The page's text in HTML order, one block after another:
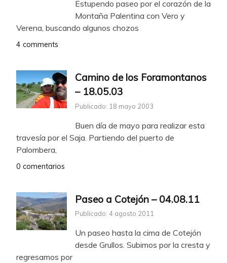
Estupendo paseo por el corazón de la
Montaña Palentina con Vero y
Verena, buscando algunos chozos
4 comments
Camino de los Foramontanos
– 18.05.03
Publicado: 18 mayo 2003
Buen día de mayo para realizar esta
travesía por el Saja. Partiendo del puerto de
Palombera,
0 comentarios
Paseo a Cotejón – 04.08.11
Publicado: 4 agosto 2011
Un paseo hasta la cima de Cotejón
desde Grullos. Subimos por la cresta y
regresamos por